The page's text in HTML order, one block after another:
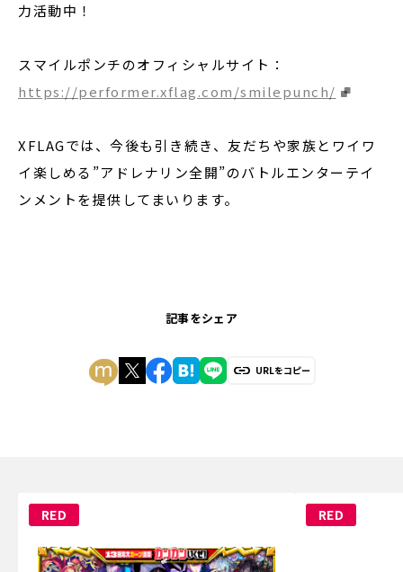
力活動中！
スマイルポンチのオフィシャルサイト：
https://performer.xflag.com/smilepunch/
XFLAGでは、今後も引き続き、友だちや家族とワイワ
イ楽しめる”アドレナリン全開”のバトルエンターテイ
ンメントを提供してまいります。
記事をシェア
URLをコピー
RED RED